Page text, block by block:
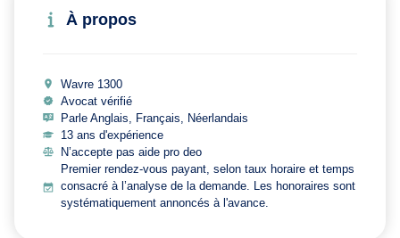
À propos
Wavre 1300
Avocat vérifié
Parle Anglais, Français, Néerlandais
13 ans d'expérience
N’accepte pas aide pro deo
Premier rendez-vous payant, selon taux horaire et temps
consacré à l’analyse de la demande. Les honoraires sont
systématiquement annoncés à l'avance.